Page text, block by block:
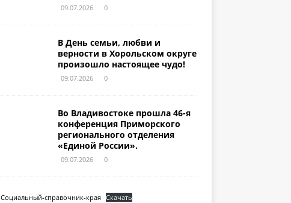
09.07.2026 0
В День семьи, любви и
верности в Хорольском округе
произошло настоящее чудо!
09.07.2026 0
Во Владивостоке прошла 46-я
конференция Приморского
регионального отделения
«Единой России».
09.07.2026 0
Социальный-справочник-края Скачать